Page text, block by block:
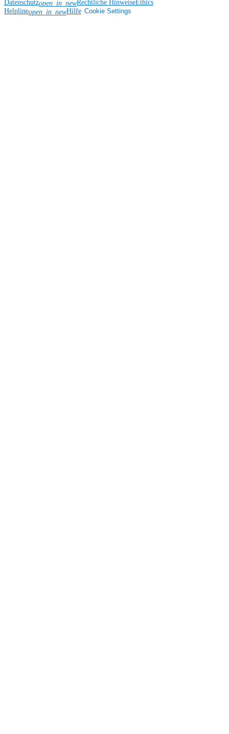
Datenschutzopen_in_newRechtliche HinweiseEthics
Helplineopen_in_newHilfe Cookie Settings